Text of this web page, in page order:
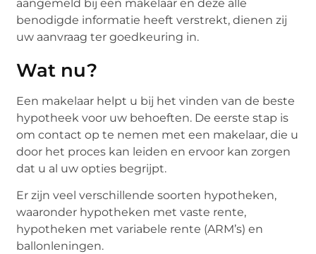
aangemeld bij een makelaar en deze alle
benodigde informatie heeft verstrekt, dienen zij
uw aanvraag ter goedkeuring in.
Wat nu?
Een makelaar helpt u bij het vinden van de beste
hypotheek voor uw behoeften. De eerste stap is
om contact op te nemen met een makelaar, die u
door het proces kan leiden en ervoor kan zorgen
dat u al uw opties begrijpt.
Er zijn veel verschillende soorten hypotheken,
waaronder hypotheken met vaste rente,
hypotheken met variabele rente (ARM’s) en
ballonleningen.